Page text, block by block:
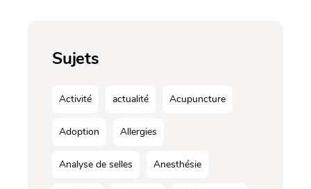
Sujets
Activité actualité Acupuncture
Adoption Allergies
Analyse de selles Anesthésie